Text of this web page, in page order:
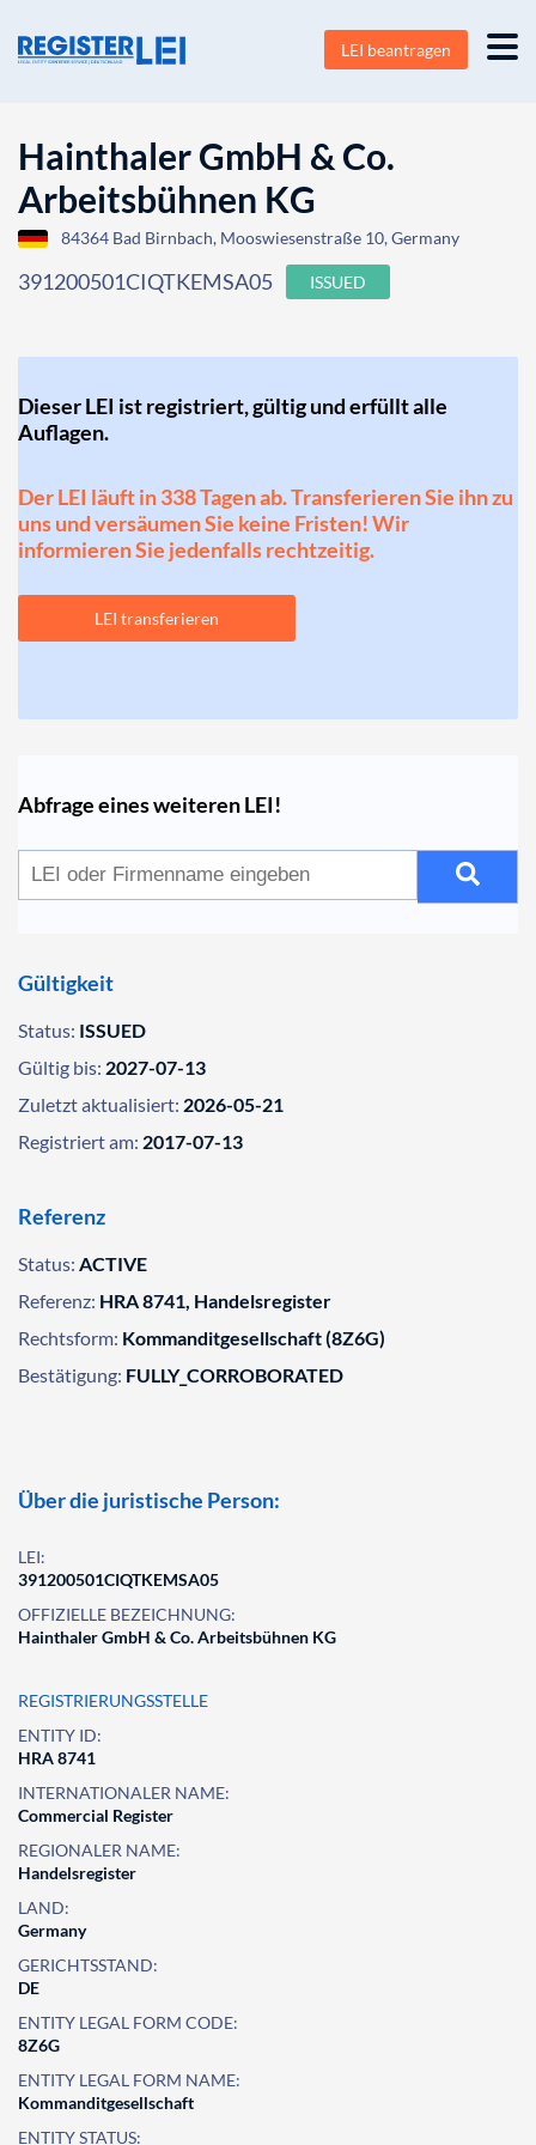
LEI beantragen
Hainthaler GmbH & Co.
Arbeitsbühnen KG
84364 Bad Birnbach, Mooswiesenstraße 10, Germany
391200501CIQTKEMSA05 ISSUED
Dieser LEI ist registriert, gültig und erfüllt alle
Auflagen.
Der LEI läuft in 338 Tagen ab. Transferieren Sie ihn zu
uns und versäumen Sie keine Fristen! Wir
informieren Sie jedenfalls rechtzeitig.
LEI transferieren
Abfrage eines weiteren LEI!
Gültigkeit
Status: ISSUED
Gültig bis: 2027-07-13
Zuletzt aktualisiert: 2026-05-21
Registriert am: 2017-07-13
Referenz
Status: ACTIVE
Referenz: HRA 8741, Handelsregister
Rechtsform: Kommanditgesellschaft (8Z6G)
Bestätigung: FULLY_CORROBORATED
Über die juristische Person:
LEI:
391200501CIQTKEMSA05
OFFIZIELLE BEZEICHNUNG:
Hainthaler GmbH & Co. Arbeitsbühnen KG
REGISTRIERUNGSSTELLE
ENTITY ID:
HRA 8741
INTERNATIONALER NAME:
Commercial Register
REGIONALER NAME:
Handelsregister
LAND:
Germany
GERICHTSSTAND:
DE
ENTITY LEGAL FORM CODE:
8Z6G
ENTITY LEGAL FORM NAME:
Kommanditgesellschaft
ENTITY STATUS: